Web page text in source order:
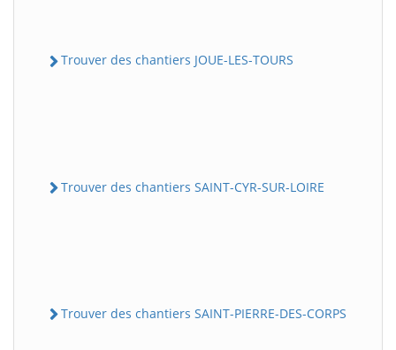
Trouver des chantiers JOUE-LES-TOURS
Trouver des chantiers SAINT-CYR-SUR-LOIRE
Trouver des chantiers SAINT-PIERRE-DES-CORPS